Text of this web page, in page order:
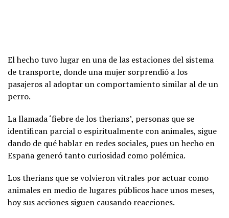
El hecho tuvo lugar en una de las estaciones del sistema
de transporte, donde una mujer sorprendió a los
pasajeros al adoptar un comportamiento similar al de un
perro.
La llamada ‘fiebre de los therians’, personas que se
identifican parcial o espiritualmente con animales, sigue
dando de qué hablar en redes sociales, pues un hecho en
España generó tanto curiosidad como polémica.
Los therians que se volvieron vitrales por actuar como
animales en medio de lugares públicos hace unos meses,
hoy sus acciones siguen causando reacciones.